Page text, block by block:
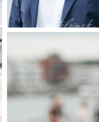
madeleinekrueger-
christianmehrens-